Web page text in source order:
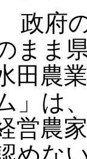
政府
まま
田農
」は
営農